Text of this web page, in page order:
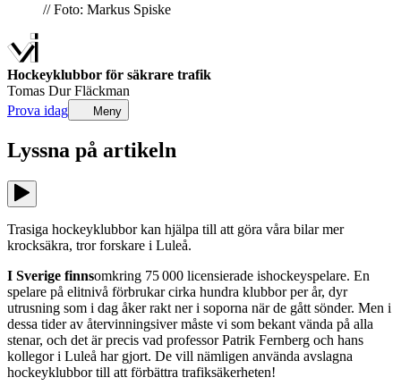
// Foto: Markus Spiske
Hockeyklubbor för säkrare trafik
Tomas Dur Fläckman
Prova idag
Meny
Lyssna på artikeln
Trasiga hockeyklubbor kan hjälpa till att göra våra bilar mer
krocksäkra, tror forskare i Luleå.
I Sverige finnsomkring 75 000 licensierade ishockeyspelare. En
spelare på elitnivå förbrukar cirka hundra klubbor per år, dyr
utrusning som i dag åker rakt ner i soporna när de gått sönder. Men i
dessa tider av återvinningsiver måste vi som bekant vända på alla
stenar, och det är precis vad professor Patrik Fernberg och hans
kollegor i Luleå har gjort. De vill nämligen använda avslagna
hockeyklubbor till att förbättra trafiksäkerheten!